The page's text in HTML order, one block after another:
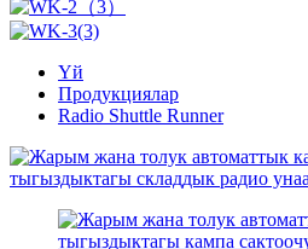
Үй
Продукциялар
Radio Shuttle Runner